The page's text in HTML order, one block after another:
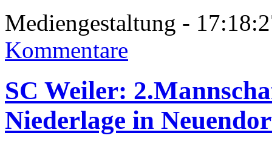
Mediengestaltung -
Kommentare
SC Weiler:
Niederlage in